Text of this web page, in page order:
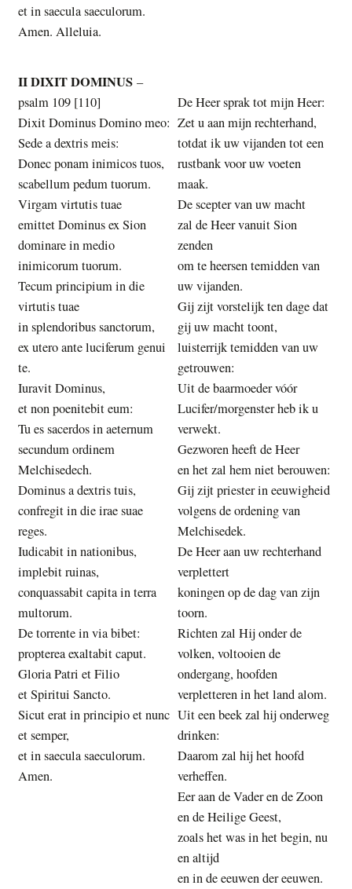
et in saecula saeculorum.
Amen. Alleluia.
II DIXIT DOMINUS –
psalm 109 [110]
Dixit Dominus Domino meo:
Sede a dextris meis:
Donec ponam inimicos tuos,
scabellum pedum tuorum.
Virgam virtutis tuae
emittet Dominus ex Sion
dominare in medio
inimicorum tuorum.
Tecum principium in die
virtutis tuae
in splendoribus sanctorum,
ex utero ante luciferum genui
te.
Iuravit Dominus,
et non poenitebit eum:
Tu es sacerdos in aeternum
secundum ordinem
Melchisedech.
Dominus a dextris tuis,
confregit in die irae suae
reges.
Iudicabit in nationibus,
implebit ruinas,
conquassabit capita in terra
multorum.
De torrente in via bibet:
propterea exaltabit caput.
Gloria Patri et Filio
et Spiritui Sancto.
Sicut erat in principio et nunc
et semper,
et in saecula saeculorum.
Amen.
De Heer sprak tot mijn Heer:
Zet u aan mijn rechterhand,
totdat ik uw vijanden tot een
rustbank voor uw voeten
maak.
De scepter van uw macht
zal de Heer vanuit Sion
zenden
om te heersen temidden van
uw vijanden.
Gij zijt vorstelijk ten dage dat
gij uw macht toont,
luisterrijk temidden van uw
getrouwen:
Uit de baarmoeder vóór
Lucifer/morgenster heb ik u
verwekt.
Gezworen heeft de Heer
en het zal hem niet berouwen:
Gij zijt priester in eeuwigheid
volgens de ordening van
Melchisedek.
De Heer aan uw rechterhand
verplettert
koningen op de dag van zijn
toorn.
Richten zal Hij onder de
volken, voltooien de
ondergang, hoofden
verpletteren in het land alom.
Uit een beek zal hij onderweg
drinken:
Daarom zal hij het hoofd
verheffen.
Eer aan de Vader en de Zoon
en de Heilige Geest,
zoals het was in het begin, nu
en altijd
en in de eeuwen der eeuwen.